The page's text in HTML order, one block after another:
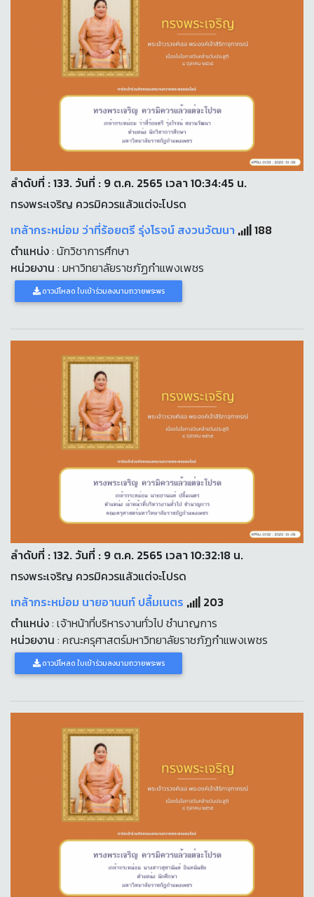
ลำดับที่ : 133. วันที่ : 9 ต.ค. 2565 เวลา 10:34:45 น.
ทรงพระเจริญ ควรมิควรแล้วแต่จะโปรด
เกล้ากระหม่อม ว่าที่ร้อยตรี รุ่งโรจน์ สงวนวัฒนา
188
ตำแหน่ง: นักวิชาการศึกษา
หน่วยงาน : มหาวิทยาลัยราชภัฏกำแพงเพชร
ดาวน์โหลด ใบเข้าร่วมลงนามถวายพระพร
ลำดับที่ : 132. วันที่ : 9 ต.ค. 2565 เวลา 10:32:18 น.
ทรงพระเจริญ ควรมิควรแล้วแต่จะโปรด
เกล้ากระหม่อม นายอานนท์ ปลื้มเนตร
203
ตำแหน่ง: เจ้าหน้าที่บริหารงานทั่วไป ชำนาญการ
หน่วยงาน : คณะครุศาสตร์มหาวิทยาลัยราชภัฏกำแพงเพชร
ดาวน์โหลด ใบเข้าร่วมลงนามถวายพระพร